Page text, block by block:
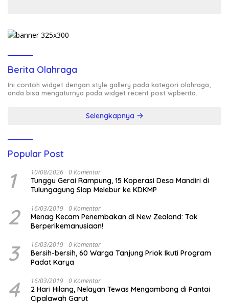
Berita Olahraga
Ini contoh widget dengan style gallery pada kategori olahraga,
anda bisa mengaturnya pada widget recent post wpberita.
Selengkapnya
Popular Post
1 10/08/2026 0 Komentar
Tunggu Gerai Rampung, 15 Koperasi Desa Mandiri di
Tulungagung Siap Melebur ke KDKMP
2 16/03/2019 0 Komentar
Menag Kecam Penembakan di New Zealand: Tak
Berperikemanusiaan!
3 16/03/2019 0 Komentar
Bersih-bersih, 60 Warga Tanjung Priok Ikuti Program
Padat Karya
4 16/03/2019 0 Komentar
2 Hari Hilang, Nelayan Tewas Mengambang di Pantai
Cipalawah Garut